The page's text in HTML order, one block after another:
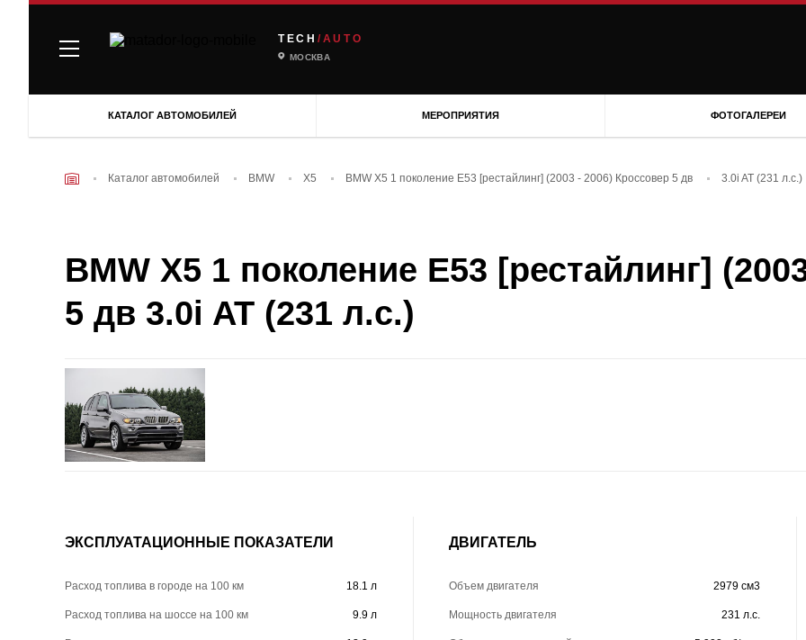
TECH /AUTO
МОСКВА
КАТАЛОГ АВТОМОБИЛЕЙ МЕРОПРИЯТИЯ ФОТОГАЛЕРЕИ
Каталог автомобилей BMW X5 BMW X5 1 поколение E53 [рестайлинг] (2003 - 2006) Кроссовер 5 дв 3.0i AT (231 л.с.)
BMW X5 1 поколение E53 [рестайлинг]
5 дв 3.0i AT (231 л.с.)
ЭКСПЛУАТАЦИОННЫЕ ПОКАЗАТЕЛИ
Расход топлива в городе на 100 км 18.1 л
Расход топлива на шоссе на 100 км 9.9 л
ДВИГАТЕЛЬ
Объем двигателя 2979 см3
Мощность двигателя 231 л.с.